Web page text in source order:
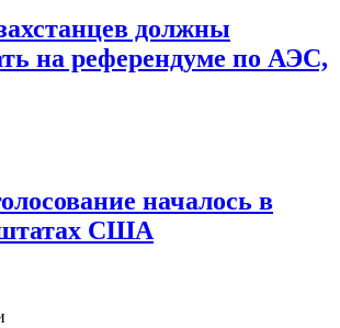
должны
на референдуме по АЭС,
началось в
США